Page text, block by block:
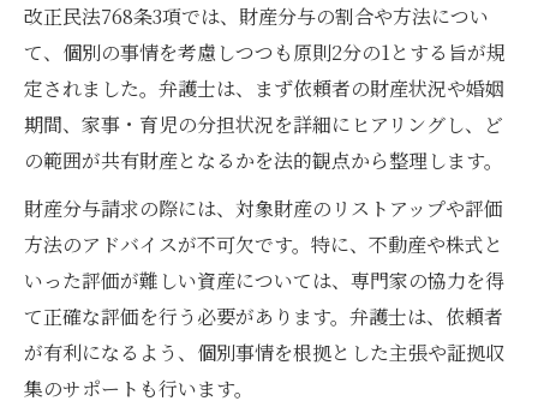
改正民法768条3項では、財産分与の割合や方法につい
て、個別の事情を考慮しつつも原則2分の1とする旨が規
定されました。弁護士は、まず依頼者の財産状況や婚姻
期間、家事・育児の分担状況を詳細にヒアリングし、ど
の範囲が共有財産となるかを法的観点から整理します。
財産分与請求の際には、対象財産のリストアップや評価
方法のアドバイスが不可欠です。特に、不動産や株式と
いった評価が難しい資産については、専門家の協力を得
て正確な評価を行う必要があります。弁護士は、依頼者
が有利になるよう、個別事情を根拠とした主張や証拠収
集のサポートも行います。